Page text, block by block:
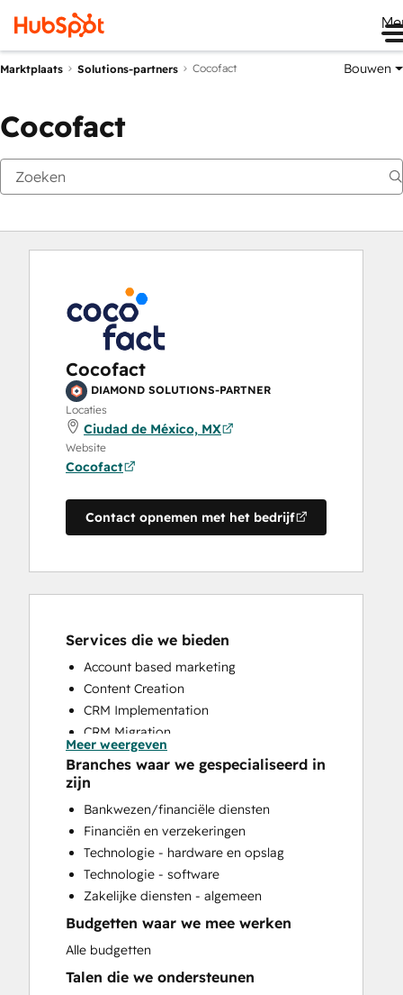
Marktplaats Solutions-partners Cocofact Bouwen
Cocofact
Cocofact
DIAMOND SOLUTIONS-PARTNER
Locaties
Ciudad de México, MX
Website
Cocofact
Contact opnemen met het bedrijf
Services die we bieden
Account based marketing
Content Creation
CRM Implementation
CRM Migration
Custom API Integrations
Email Marketing
HubSpot Onboarding
Programmable Automation
Sales and Marketing Alignment
Sales Coaching and Training
Sales Enablement
Search Engine Optimization
Website Design
Website Development
Meer weergeven
Branches waar we gespecialiseerd in
zijn
Bankwezen/financiële diensten
Financiën en verzekeringen
Technologie - hardware en opslag
Technologie - software
Zakelijke diensten - algemeen
Budgetten waar we mee werken
Alle budgetten
Talen die we ondersteunen